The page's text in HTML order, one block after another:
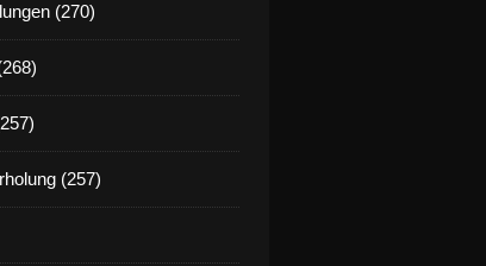
(270)
(257)